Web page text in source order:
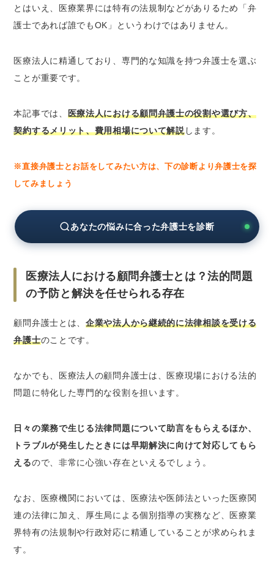
人柄や相性がよく、コミュニケーションをと
りやすいか
は迅速な対応が可能か
予防法務によって、リスクの予防や管理が可
が抑えられる可能性もある
医療法人における顧問弁護士の費用相場
格安なプランもあるが、十分に対応できない
場合もあり注意が必要
さいごに｜顧問弁護士の役割や選び方を把握し
とはいえ、医療業界には特有の法規制などがありるため「弁
護士であれば誰でもOK」というわけではありません。
医療法人に精通しており、専門的な知識を持つ弁護士を選ぶ
ことが重要です。
本記事では、 医療法人における顧問弁護士の役割や選び方、
契約するメリット、費用相場について解説します。
※直接弁護士とお話をしてみたい方は、下の診断より弁護士を探
してみましょう
あなたの悩みに合った弁護士を診断
医療法人における顧問弁護士とは？法的問題
の予防と解決を任せられる存在
顧問弁護士とは、企業や法人から継続的に法律相談を受ける
弁護士のことです。
なかでも、医療法人の顧問弁護士は、医療現場における法的
問題に特化した専門的な役割を担います。
日々の業務で生じる法律問題について助言をもらえるほか、
トラブルが発生したときには早期解決に向けて対応してもら
えるので、非常に心強い存在といえるでしょう。
なお、医療機関においては、医療法や医師法といった医療関
連の法律に加え、厚生局による個別指導の実務など、医療業
界特有の法規制や行政対応に精通していることが求められま
す。